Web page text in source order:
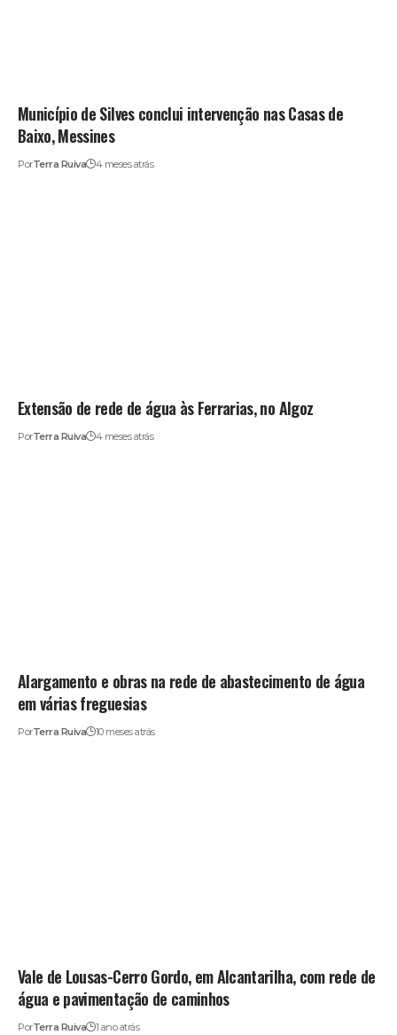
Município de Silves conclui intervenção nas Casas de
Baixo, Messines
PorTerra Ruiva 4 meses atrás
Extensão de rede de água às Ferrarias, no Algoz
PorTerra Ruiva 4 meses atrás
Alargamento e obras na rede de abastecimento de água
em várias freguesias
PorTerra Ruiva 10 meses atrás
Vale de Lousas-Cerro Gordo, em Alcantarilha, com rede de
água e pavimentação de caminhos
PorTerra Ruiva 1 ano atrás